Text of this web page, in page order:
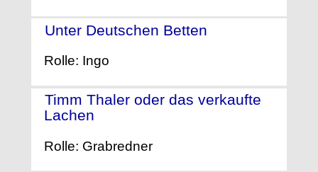
Unter Deutschen Betten
Rolle: Ingo
Timm Thaler oder das verkaufte
Lachen
Rolle: Grabredner